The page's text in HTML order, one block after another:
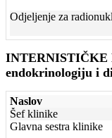
Odjeljenje za
INTERNISTIČKE
endokrinologiju i
Naslov
Šef klinike
Glavna sestra klinike